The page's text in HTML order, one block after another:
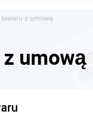
z umową
umową